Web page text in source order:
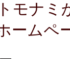
紹
ジで